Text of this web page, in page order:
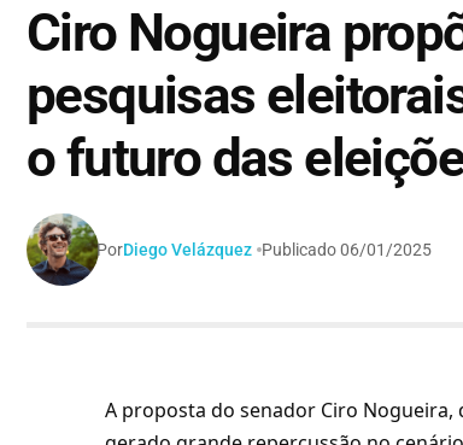
Ciro Nogueira
pesquisas
o futuro das
PorDiego Velázquez Publicado 06/01/2025
A proposta do senador Ciro